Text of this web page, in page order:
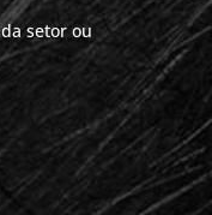
setor ou